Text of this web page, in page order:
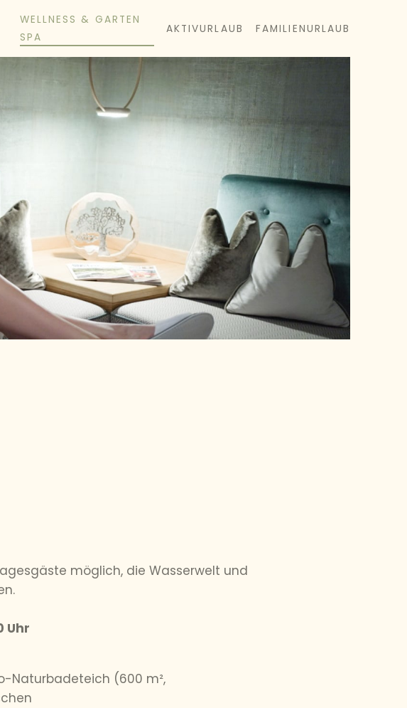
WELLNESS & GARTEN
SPA
AKTIVURLAUB FAMILIENURLAUB
möglich, die Wasserwelt und
Uhr
Naturbadeteich (600 m²,